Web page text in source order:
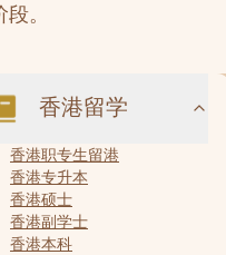
。
香港留学
香港职专生留港
香港专升本
香港硕士
香港副学士
香港本科